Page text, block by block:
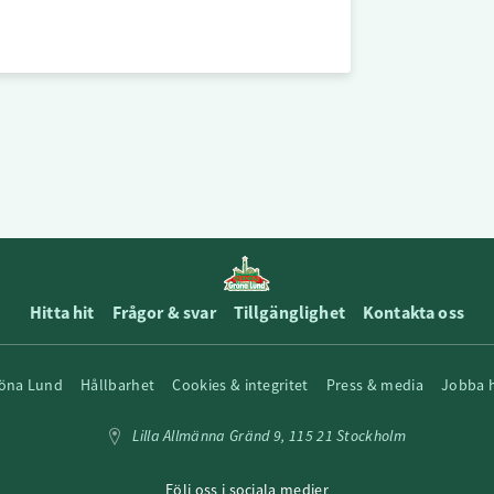
Hitta hit Frågor & svar Tillgänglighet Kontakta oss
Lund Hållbarhet Cookies & integritet Press & media Jobba
Lilla Allmänna Gränd 9, 115 21 Stockholm
Följ oss i sociala medier